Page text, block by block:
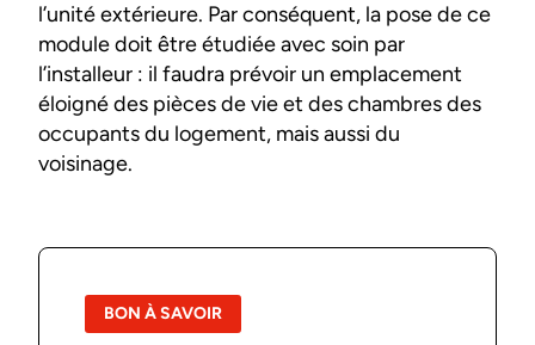
l’unité extérieure. Par conséquent, la pose de ce
module doit être étudiée avec soin par
l’installeur : il faudra prévoir un emplacement
éloigné des pièces de vie et des chambres des
occupants du logement, mais aussi du
voisinage.
BON À SAVOIR